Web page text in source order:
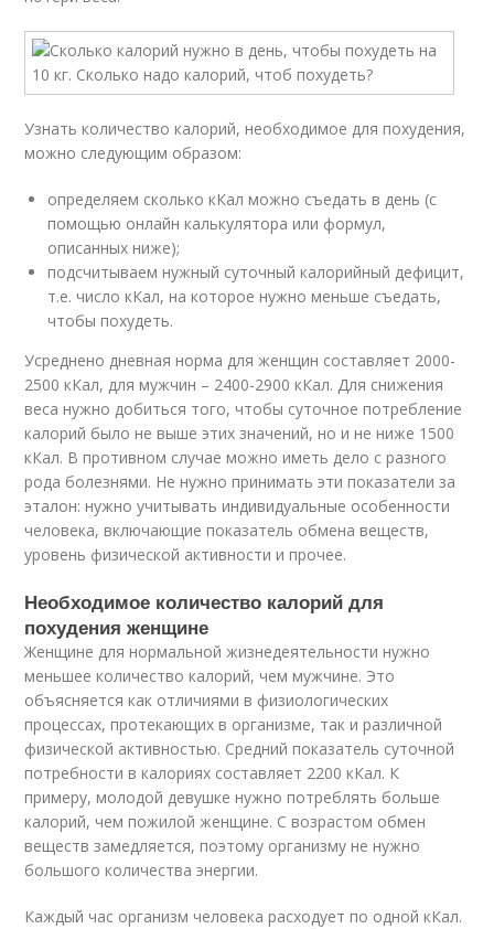
Узнать количество калорий, необходимое для похудения,
можно следующим образом:
определяем сколько кКал можно съедать в день (с
помощью онлайн калькулятора или формул,
описанных ниже);
подсчитываем нужный суточный калорийный дефицит,
т.е. число кКал, на которое нужно меньше съедать,
чтобы похудеть.
Усреднено дневная норма для женщин составляет 2000-
2500 кКал, для мужчин – 2400-2900 кКал. Для снижения
веса нужно добиться того, чтобы суточное потребление
калорий было не выше этих значений, но и не ниже 1500
кКал. В противном случае можно иметь дело с разного
рода болезнями. Не нужно принимать эти показатели за
эталон: нужно учитывать индивидуальные особенности
человека, включающие показатель обмена веществ,
уровень физической активности и прочее.
Необходимое количество калорий для
похудения женщине
Женщине для нормальной жизнедеятельности нужно
меньшее количество калорий, чем мужчине. Это
объясняется как отличиями в физиологических
процессах, протекающих в организме, так и различной
физической активностью. Средний показатель суточной
потребности в калориях составляет 2200 кКал. К
примеру, молодой девушке нужно потреблять больше
калорий, чем пожилой женщине. С возрастом обмен
веществ замедляется, поэтому организму не нужно
большого количества энергии.
Каждый час организм человека расходует по одной кКал.